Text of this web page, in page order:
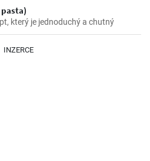
který je jednoduchý a chutný
INZERCE